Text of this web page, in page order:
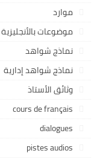
موارد
موضوعات بالأنجليزية
نماذج شواهد
نماذج شواهد إدارية
وثائق الأستاذ
cours de français
dialogues
pistes audios